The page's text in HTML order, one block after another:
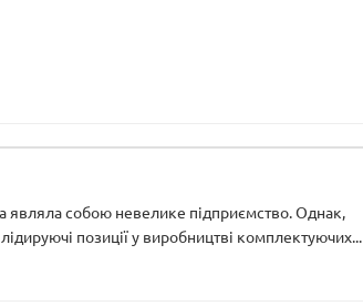
являла собою невелике підприємство. Однак,
позиції у виробництві комплектуючих...